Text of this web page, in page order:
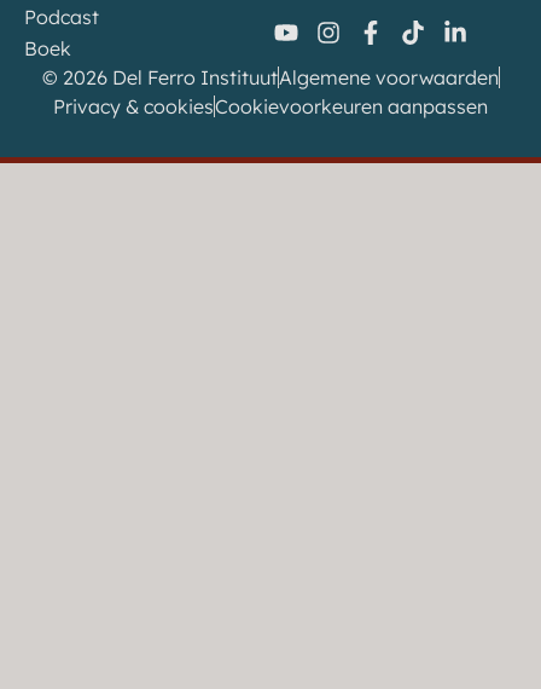
Podcast
Boek
© 2026 Del Ferro InstituutAlgemene voorwaarden
Privacy & cookiesCookievoorkeuren aanpassen